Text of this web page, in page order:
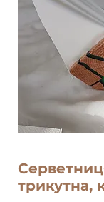
трикутна,